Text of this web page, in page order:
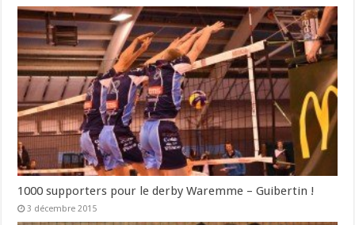
1000 supporters pour le derby Waremme – Guibertin !
3 décembre 2015